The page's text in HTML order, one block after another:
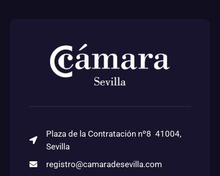
Plaza de la Contratación nº8 41004,
Sevilla
registro@camaradesevilla.com